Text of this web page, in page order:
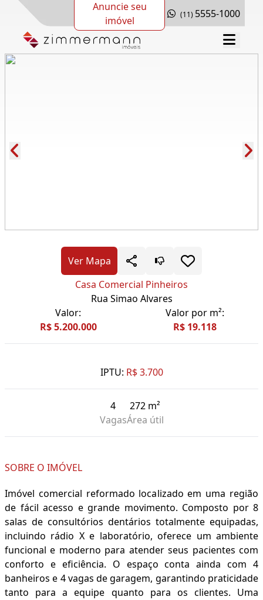
Anuncie seu
imóvel
(11) 5555-1000
Ver Mapa
Casa Comercial Pinheiros
Rua Simao Alvares
Valor:
R$ 5.200.000
Valor por m²:
R$ 19.118
IPTU: R$ 3.700
4
Vagas
272 m²
Área útil
SOBRE O IMÓVEL
Imóvel comercial reformado localizado em uma região
de fácil acesso e grande movimento. Composto por 8
salas de consultórios dentários totalmente equipadas,
incluindo rádio X e laboratório, oferece um ambiente
funcional e moderno para atender seus pacientes com
conforto e eficiência. O espaço conta ainda com 4
banheiros e 4 vagas de garagem, garantindo praticidade
tanto para a equipe quanto para os clientes. Uma